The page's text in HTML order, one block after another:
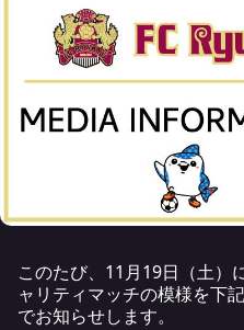
このたび、11月19日（土）
ャリティマッチの模様を下
でお知らせします。